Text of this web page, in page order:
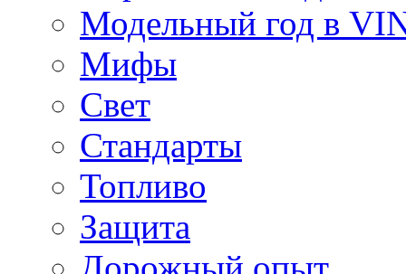
Модельный год в
Мифы
Свет
Стандарты
Топливо
Защита